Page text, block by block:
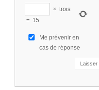
× trois
= 15
Me prévenir en
cas de réponse